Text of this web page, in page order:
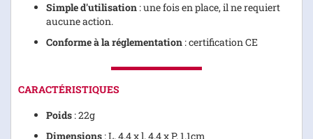
Simple d'utilisation : une fois en place, il ne requiert
aucune action.
Conforme à la réglementation : certification CE
CARACTÉRISTIQUES
Poids : 22g
Dimensions : L. 4.4 x l. 4.4 x P. 1.1cm